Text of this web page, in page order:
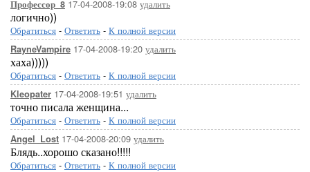
Профессор_8 17-04-2008-19:08 удалить
логично))
Обратиться - Ответить - К полной версии
RayneVampire 17-04-2008-19:20 удалить
хаха)))))
Обратиться - Ответить - К полной версии
Kleopater 17-04-2008-19:51 удалить
точно писала женщина...
Обратиться - Ответить - К полной версии
Angel_Lost 17-04-2008-20:09 удалить
Блядь..хорошо сказано!!!!!
Обратиться - Ответить - К полной версии